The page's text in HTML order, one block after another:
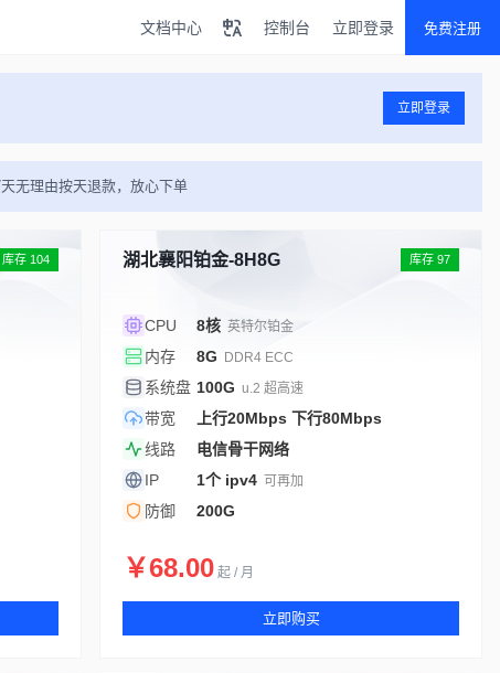
文档中心 控制台 立即登录 免费注册
立即登录
无理由按天退款，放心下单
库存 104 湖北襄阳铂金-8H8G 库存 97
CPU 8核 英特尔铂金
内存 8G DDR4 ECC
系统盘 100G u.2 超高速
带宽
上行20Mbps 下行80Mbps
线路
电信骨干网络
IP
1个 ipv4 可再加
防御 200G
￥68.00 起 / 月
立即购买